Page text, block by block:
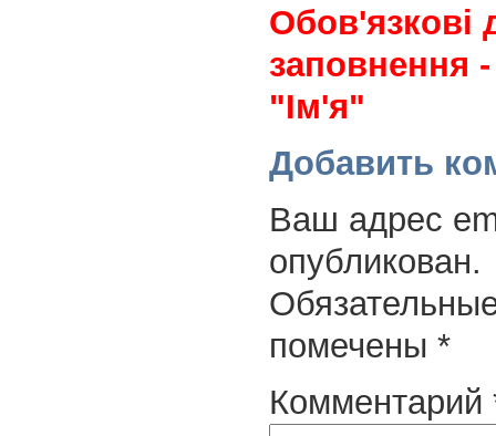
Обов'язкові
заповнення
"Ім'я"
Добавить
Ваш адрес
опубликован.
помечены *
Комментарий